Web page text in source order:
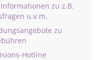
zu z.B.
u.v.m.
zu
Hotline